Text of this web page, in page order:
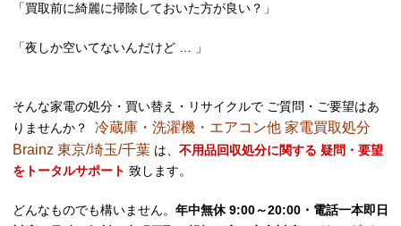
「買取前に綺麗に掃除しておいた方が良い？」
「夜しか空いてないんだけど … 」
そんな家電の処分・買い替え・リサイクルで ご質問・ご要望はあ
りませんか？ 冷蔵庫・洗濯機・エアコン他 家電買取処分
Brainz 東京/埼玉/千葉 は、 不用品回収処分に関する 疑問・要望
をトータルサポート 致します。
どんなものでも構いません。 年中無休 9:00～20:00・電話一本即日